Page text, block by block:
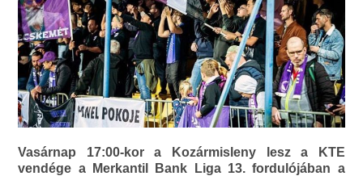
Vasárnap 17:00-kor a Kozármisleny lesz a KTE
vendége a Merkantil Bank Liga 13. fordulójában a